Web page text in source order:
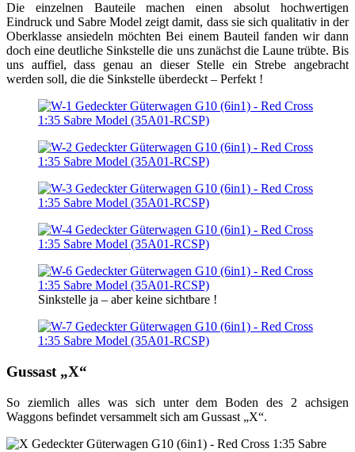
Die einzelnen Bauteile machen einen absolut hochwertigen
Eindruck und Sabre Model zeigt damit, dass sie sich qualitativ in der
Oberklasse ansiedeln möchten Bei einem Bauteil fanden wir dann
doch eine deutliche Sinkstelle die uns zunächst die Laune trübte. Bis
uns auffiel, dass genau an dieser Stelle ein Strebe angebracht
werden soll, die die Sinkstelle überdeckt – Perfekt !
Sinkstelle ja – aber keine sichtbare !
Gussast „X“
So ziemlich alles was sich unter dem Boden des 2 achsigen
Waggons befindet versammelt sich am Gussast „X“.